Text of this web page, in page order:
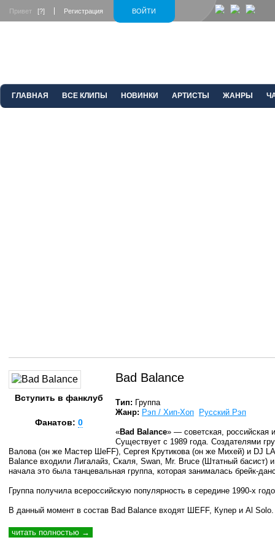
ВОЙТИ
Привет [?] Регистрация
ГЛАВНАЯ ВСЕ КЛИПЫ НОВИНКИ АРТИСТЫ ЖАНРЫ
Вступить в фанклуб
Фанатов: 0
Bad Balance
Тип: Группа
Жанр: Рэп / Хип-Хоп Русский Рэп
«Bad Balance» — советская, российская
Существует с 1989 года. Создателями
Валова (он же Мастер ШеFF), Сергея Крутикова (он же Михей) и DJ
Balance входили Лигалайз, Скаля, Swan, Mr. Bruce (Штатный басист)
начала это была танцевальная группа, которая занималась брейк-
Группа получила всероссийскую популярность в середине 1990-х
В данный момент в состав Bad Balance входят ШЕFF, Купер и Al
читать полностью →